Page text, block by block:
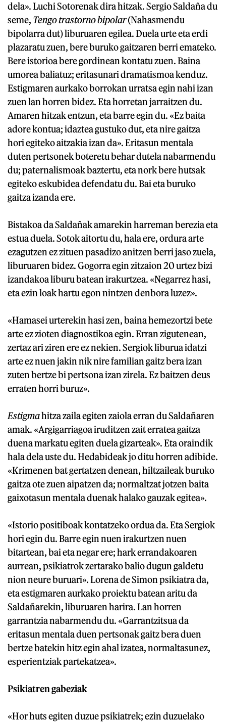
dela». Luchi Sotorenak dira hitzak. Sergio Saldaña du
seme, Tengo trastorno bipolar(Nahasmendu
bipolarra dut) liburuaren egilea. Duela urte eta erdi
plazaratu zuen, bere buruko gaitzaren berri emateko.
Bere istorioa bere gordinean kontatu zuen. Baina
umorea baliatuz; eritasunari dramatismoa kenduz.
Estigmaren aurkako borrokan urratsa egin nahi izan
zuen lan horren bidez. Eta horretan jarraitzen du.
Amaren hitzak entzun, eta barre egin du. «Ez baita
adore kontua; idaztea gustuko dut, eta nire gaitza
hori egiteko aitzakia izan da». Eritasun mentala
duten pertsonek boteretu behar dutela nabarmendu
du; paternalismoak baztertu, eta nork bere hutsak
egiteko eskubidea defendatu du. Bai eta buruko
gaitza izanda ere.
Bistakoa da Saldañak amarekin harreman berezia eta
estua duela. Sotok aitortu du, hala ere, ordura arte
ezagutzen ez zituen pasadizo anitzen berri jaso zuela,
liburuaren bidez. Gogorra egin zitzaion 20 urtez bizi
izandakoa liburu batean irakurtzea. «Negarrez hasi,
eta ezin loak hartu egon nintzen denbora luzez».
«Hamasei urterekin hasi zen, baina hemezortzi bete
arte ez zioten diagnostikoa egin. Erran zigutenean,
zertaz ari ziren ere ez nekien. Sergiok liburua idatzi
arte ez nuen jakin nik nire familian gaitz bera izan
zuten bertze bi pertsona izan zirela. Ez baitzen deus
erraten horri buruz».
Estigmahitza zaila egiten zaiola erran du Saldañaren
amak. «Argigarriagoa iruditzen zait erratea gaitza
duena markatu egiten duela gizarteak». Eta oraindik
hala dela uste du. Hedabideak jo ditu horren adibide.
«Krimenen bat gertatzen denean, hiltzaileak buruko
gaitza ote zuen aipatzen da; normaltzat jotzen baita
gaixotasun mentala duenak halako gauzak egitea».
«Istorio positiboak kontatzeko ordua da. Eta Sergiok
hori egin du. Barre egin nuen irakurtzen nuen
bitartean, bai eta negar ere; hark errandakoaren
aurrean, psikiatrok zertarako balio dugun galdetu
nion neure buruari». Lorena de Simon psikiatra da,
eta estigmaren aurkako proiektu batean aritu da
Saldañarekin, liburuaren harira. Lan horren
garrantzia nabarmendu du. «Garrantzitsua da
eritasun mentala duen pertsonak gaitz bera duen
bertze batekin hitz egin ahal izatea, normaltasunez,
esperientziak partekatzea».
Psikiatren gabeziak
«Hor huts egiten duzue psikiatrek; ezin duzuelako